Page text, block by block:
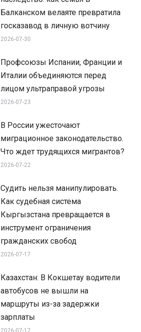
Балканском велаяте превратила
госказавод в личную вотчину
2026-07-30
Профсоюзы Испании, Франции и
Италии объединяются перед
лицом ультраправой угрозы
2026-07-23
В России ужесточают
миграционное законодательство.
Что ждет трудящихся мигрантов?
2026-07-22
Судить нельзя манипулировать.
Как судебная система
Кыргызстана превращается в
инструмент ограничения
гражданских свобод
2026-07-17
Казахстан: В Кокшетау водители
автобусов не вышли на
маршруты из-за задержки
зарплаты
2026-07-17